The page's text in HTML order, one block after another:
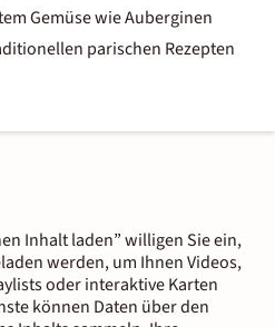
Gemüse wie Auberginen
parischen Rezepten
Inhalt laden” willigen Sie ein,
werden, um Ihnen Videos,
oder interaktive Karten
können Daten über den